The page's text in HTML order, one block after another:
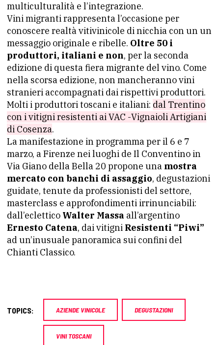
multiculturalità e l’integrazione.
Vini migranti rappresenta l’occasione per
conoscere realtà vitivinicole di nicchia con un un
messaggio originale e ribelle. Oltre 50 i
produttori, italiani e non, per la seconda
edizione di questa fiera migrante del vino. Come
nella scorsa edizione, non mancheranno vini
stranieri accompagnati dai rispettivi produttori.
Molti i produttori toscani e italiani: dal Trentino
con i vitigni resistenti ai VAC -Vignaioli Artigiani
di Cosenza.
La manifestazione in programma per il 6 e 7
marzo, a Firenze nei luoghi de Il Conventino in
Via Giano della Bella 20 propone una mostra
mercato con banchi di assaggio, degustazioni
guidate, tenute da professionisti del settore,
masterclass e approfondimenti irrinunciabili:
dall’eclettico Walter Massa all’argentino
Ernesto Catena, dai vitigni Resistenti “Piwi”
ad un’inusuale panoramica sui confini del
Chianti Classico.
TOPICS: AZIENDE VINICOLE DEGUSTAZIONI
VINI TOSCANI